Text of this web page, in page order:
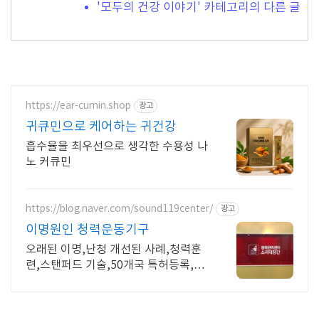
'모두의 건강 이야기' 카테고리의 다른 글
https://ear-cumin.shop 광고
귀큐민으로 케어하는 귀건강
흡수율을 최우선으로 생각한 수용성 나
노 커큐민
https://blog.naver.com/sound119center/ 광고
이명원인 청력운동기구
오래된 이명,난청 개선된 사례,청력훈
련,스탠퍼드 기술,50개국 특허등록,고